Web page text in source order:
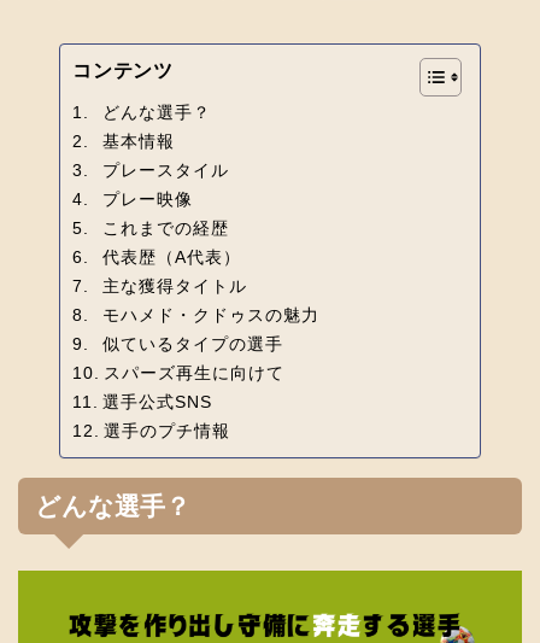
コンテンツ
どんな選手？
基本情報
プレースタイル
プレー映像
これまでの経歴
代表歴（A代表）
主な獲得タイトル
モハメド・クドゥスの魅力
似ているタイプの選手
スパーズ再生に向けて
選手公式SNS
選手のプチ情報
どんな選手？